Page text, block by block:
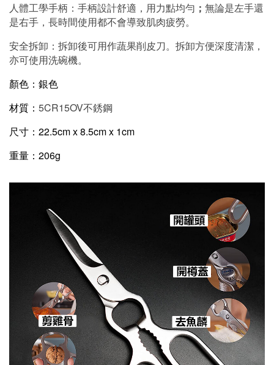
人體工學手柄：手柄設計舒適，用力點均勻 ； 無論是左手還
是右手，長時間使用都不會導致肌肉疲勞。
安全拆卸：拆卸後可用作蔬果削皮刀。拆卸方便深度清潔，
亦可使用洗碗機。
顏色：銀色
材質： 5CR15OV不銹鋼
尺寸： 22.5cm x 8.5cm x 1cm
重量： 206g